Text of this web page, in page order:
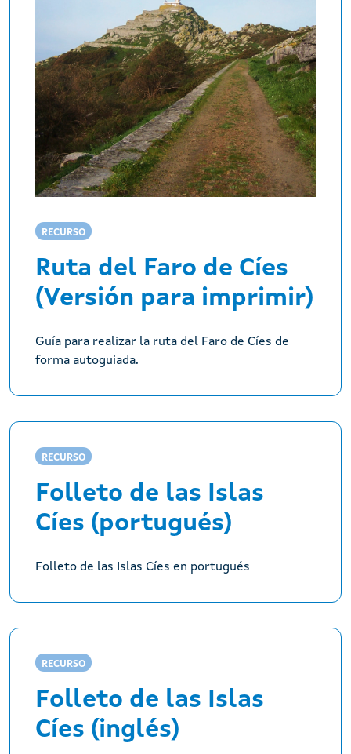
RECURSO
Ruta del Faro de Cíes
(Versión para imprimir)
Guía para realizar la ruta del Faro de Cíes de
forma autoguiada.
RECURSO
Folleto de las Islas
Cíes (portugués)
Folleto de las Islas Cíes en portugués
RECURSO
Folleto de las Islas
Cíes (inglés)